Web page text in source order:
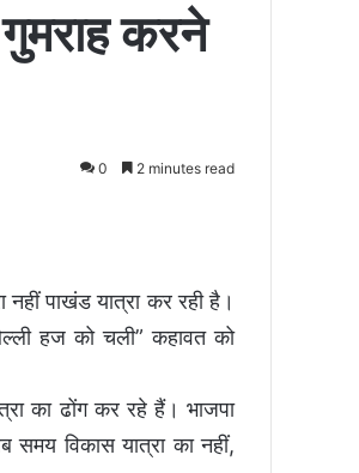
करने
0 2 minutes read
पाखंड यात्रा कर रही है।
हज को चली” कहावत को
का ढोंग कर रहे हैं। भाजपा
समय विकास यात्रा का नहीं,